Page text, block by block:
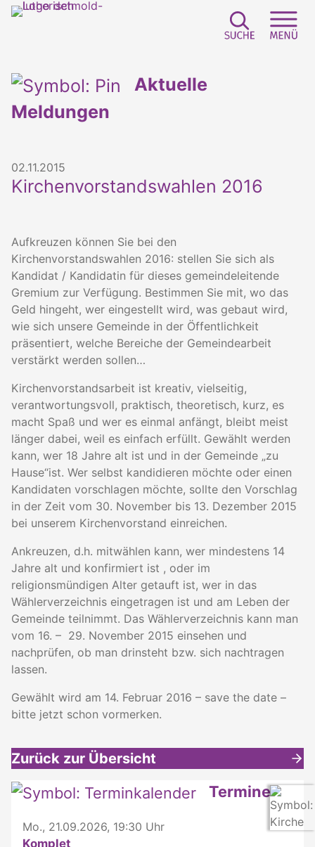
Aktuelle
Meldungen
02.11.2015
Kirchenvorstandswahlen 2016
Aufkreuzen können Sie bei den
Kirchenvorstandswahlen 2016: stellen Sie sich als
Kandidat / Kandidatin für dieses gemeindeleitende
Gremium zur Verfügung. Bestimmen Sie mit, wo das
Geld hingeht, wer eingestellt wird, was gebaut wird,
wie sich unsere Gemeinde in der Öffentlichkeit
präsentiert, welche Bereiche der Gemeindearbeit
verstärkt werden sollen…
Kirchenvorstandsarbeit ist kreativ, vielseitig,
verantwortungsvoll, praktisch, theoretisch, kurz, es
macht Spaß und wer es einmal anfängt, bleibt meist
länger dabei, weil es einfach erfüllt. Gewählt werden
kann, wer 18 Jahre alt ist und in der Gemeinde „zu
Hause“ist. Wer selbst kandidieren möchte oder einen
Kandidaten vorschlagen möchte, sollte den Vorschlag
in der Zeit vom 30. November bis 13. Dezember 2015
bei unserem Kirchenvorstand einreichen.
Ankreuzen, d.h. mitwählen kann, wer mindestens 14
Jahre alt und konfirmiert ist , oder im
religionsmündigen Alter getauft ist, wer in das
Wählerverzeichnis eingetragen ist und am Leben der
Gemeinde teilnimmt. Das Wählerverzeichnis kann man
vom 16. – 29. November 2015 einsehen und
nachprüfen, ob man drinsteht bzw. sich nachtragen
lassen.
Gewählt wird am 14. Februar 2016 – save the date –
bitte jetzt schon vormerken.
Zurück zur Übersicht
Weitere interessante Inhalte Termine
Mo., 21.09.2026, 19:30 Uhr
Komplet